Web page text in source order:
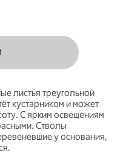
листья треугольной
кустарником и может
С ярким освещениям
Стволы
у основания,